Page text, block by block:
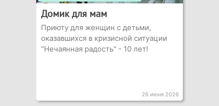
Домик для мам
Приюту для женщин с детьми,
оказавшихся в кризисной ситуации
"Нечаянная радость" - 10 лет!
26 июня 2026